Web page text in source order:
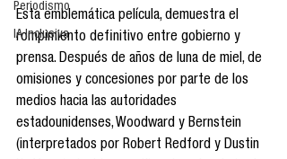
Periodismo
IA Inclusiva
Esta emblemática película, demuestra el
rompimiento definitivo entre gobierno y
prensa. Después de años de luna de miel, de
omisiones y concesiones por parte de los
medios hacia las autoridades
estadounidenses, Woodward y Bernstein
(interpretados por Robert Redford y Dustin